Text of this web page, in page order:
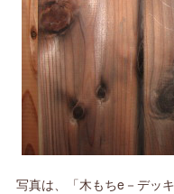
写真は、「木もちe－デッ